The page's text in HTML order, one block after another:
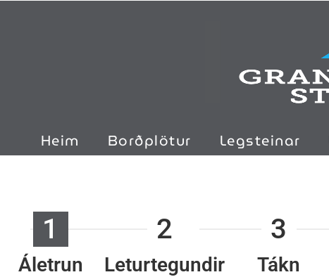
Heim Borðplötur Legsteinar
1
Áletrun
2
Leturtegundir
3
Tákn